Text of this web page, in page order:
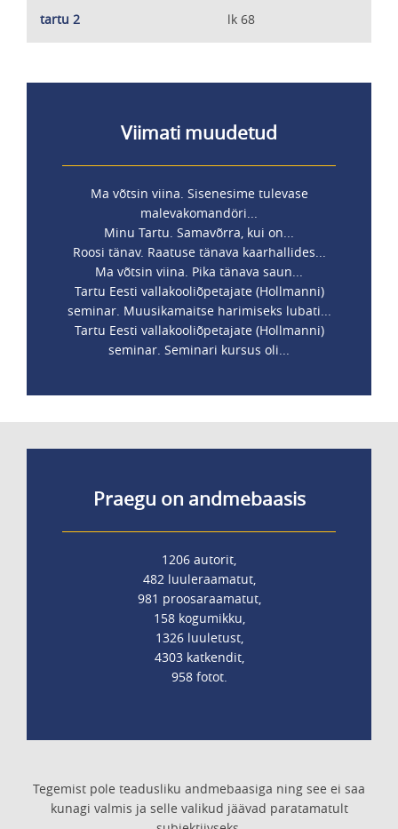
tartu 2
lk 68
Viimati muudetud
Ma võtsin viina. Sisenesime tulevase
malevakomandöri...
Minu Tartu. Samavõrra, kui on...
Roosi tänav. Raatuse tänava kaarhallides...
Ma võtsin viina. Pika tänava saun...
Tartu Eesti vallakooliõpetajate (Hollmanni)
seminar. Muusikamaitse harimiseks lubati...
Tartu Eesti vallakooliõpetajate (Hollmanni)
seminar. Seminari kursus oli...
Praegu on andmebaasis
1206 autorit,
482 luuleraamatut,
981 proosaraamatut,
158 kogumikku,
1326 luuletust,
4303 katkendit,
958 fotot.
Tegemist pole teadusliku andmebaasiga ning see ei saa
kunagi valmis ja selle valikud jäävad paratamatult